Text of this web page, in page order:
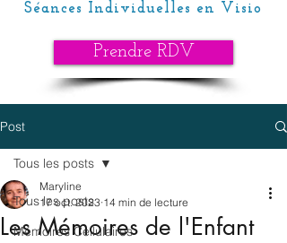
Séances Individuelles en Visio
Prendre RDV
Post
Tous les posts
Mémoires Cellulaires
Tous les posts
Les Mémoires de l'Enfant
Maryline
17 oct. 2023 14 min de lecture